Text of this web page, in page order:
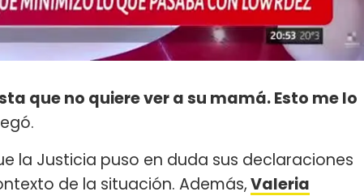
que no quiere ver a su mamá. Esto me lo
la Justicia puso en duda sus declaraciones
de la situación. Además,Valeria